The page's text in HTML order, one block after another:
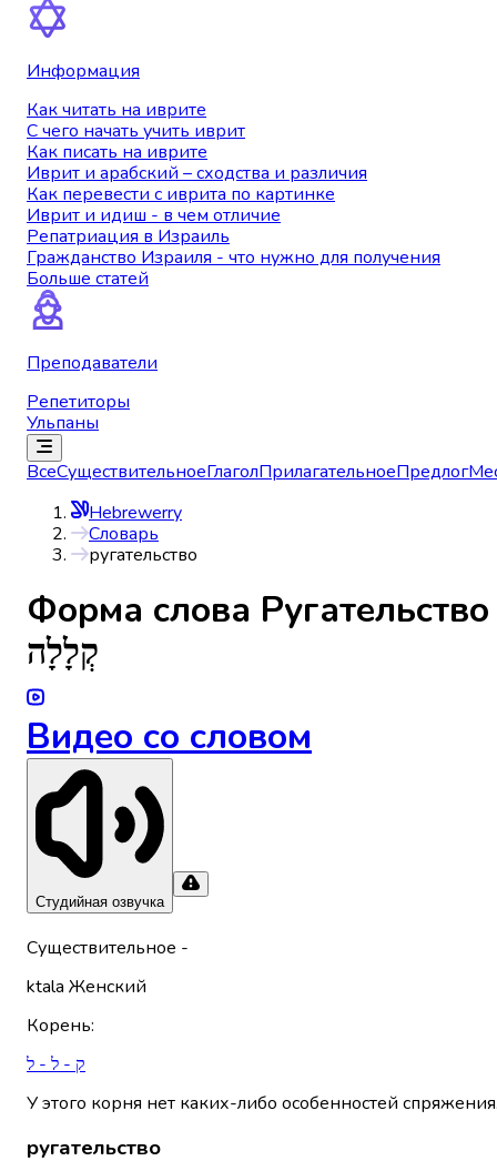
Информация
Как читать на иврите
С чего начать учить иврит
Как писать на иврите
Иврит и арабский – сходства и различия
Как перевести с иврита по картинке
Иврит и идиш - в чем отличие
Репатриация в Израиль
Гражданство Израиля - что нужно для получения
Больше статей
Преподаватели
Репетиторы
Ульпаны
ВсеСуществительноеГлаголПрилагательноеПредлог
Hebrewerry
Словарь
ругательство
Форма слова Ругательство
קְלָלָה
Видео со словом
Студийная озвучка
Существительное -
ktala Женский
Корень:
ק - ל - ל
У этого корня нет каких-либо особенностей
ругательство